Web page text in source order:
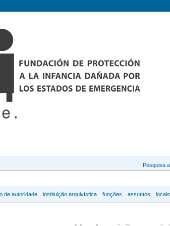
Pesquisa
de autoridade instituição arquivística funções assuntos locais